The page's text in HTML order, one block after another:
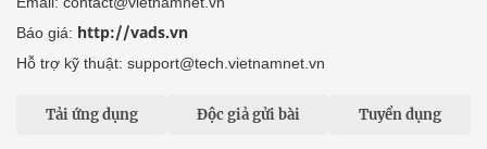
Báo giá: http://vads.vn
Hỗ trợ kỹ thuật: support@tech.vietnamnet.vn
Tải ứng dụng Độc giả gửi bài Tuyển dụng